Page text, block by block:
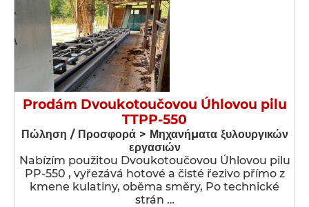
Prodám Dvoukotoučovou Úhlovou pilu
TTPP-550
Πώληση / Προσφορά > Μηχανήματα ξυλουργικών
εργασιών
Nabízím použitou Dvoukotoučovou Úhlovou pilu
PP-550 , vyřezává hotové a čisté řezivo přímo z
kmene kulatiny, oběma směry, Po technické
strán …